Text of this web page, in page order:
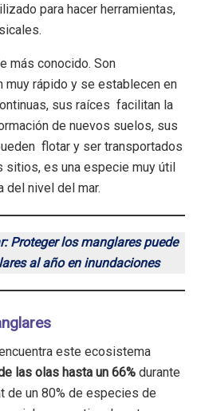
para hacer herramientas,
más conocido. Son
rápido y se establecen en
sus raíces facilitan la
de nuevos suelos, sus
flotar y ser transportados
sitios, es una especie muy útil
del nivel del mar.
Proteger los manglares puede
al año en inundaciones
este ecosistema
las olas hasta un 66% durante
de un 80% de especies de